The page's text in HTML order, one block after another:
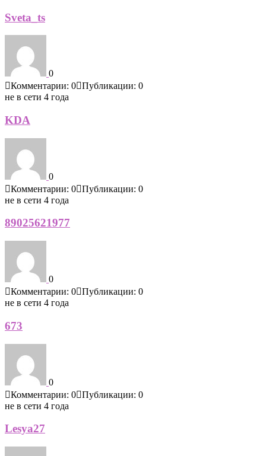
Sveta_ts
0
Комментарии: 0 Публикации: 0
не в сети 4 года
KDA
0
Комментарии: 0 Публикации: 0
не в сети 4 года
89025621977
0
Комментарии: 0 Публикации: 0
не в сети 4 года
673
0
Комментарии: 0 Публикации: 0
не в сети 4 года
Lesya27